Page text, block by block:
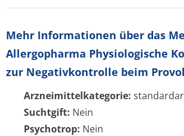
Mehr Informationen über das
Allergopharma Physiologische
zur Negativkontrolle beim
Arzneimittelkategorie:
Suchtgift: Nein
Psychotrop: Nein